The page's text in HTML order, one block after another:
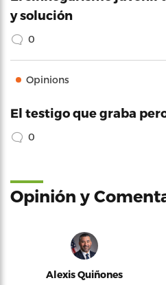
y solución
0
Opinions
El testigo que graba
0
Opinión y
Alexis Quiñones